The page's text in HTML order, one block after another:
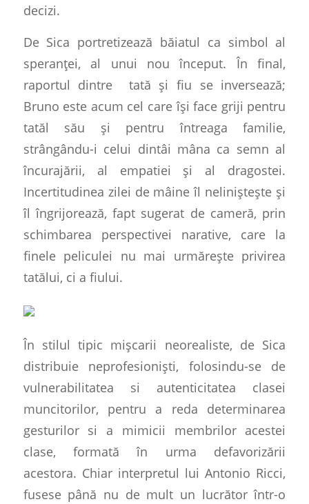
decizi.
De Sica portretizează băiatul ca simbol al
speranței, al unui nou început. În final,
raportul dintre
tată și fiu se inversează;
Bruno este acum cel care își face griji pentru
tatăl său și pentru întreaga familie,
strângându-i celui dintâi mâna ca semn al
încurajării, al empatiei și al dragostei.
Incertitudinea zilei de mâine îl neliniștește și
îl îngrijorează, fapt sugerat de cameră, prin
schimbarea perspectivei narative, care la
finele peliculei nu mai urmărește privirea
tatălui, ci a fiului.
În stilul tipic mișcarii neorealiste, de Sica
distribuie neprofesioniști, folosindu-se de
vulnerabilitatea si autenticitatea clasei
muncitorilor, pentru a reda determinarea
gesturilor si a mimicii membrilor acestei
clase, formată în urma defavorizării
acestora. Chiar interpretul lui Antonio Ricci,
fusese până nu de mult un lucrător într-o